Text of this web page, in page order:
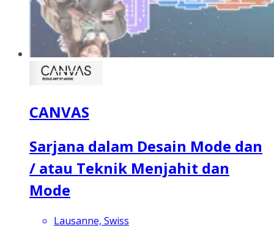
CANVAS
Sarjana dalam Desain Mode dan
/ atau Teknik Menjahit dan
Mode
Lausanne, Swiss